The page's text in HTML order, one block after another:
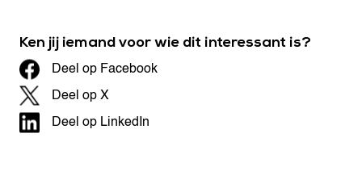
Ken jij iemand voor wie dit interessant is?
Deel op Facebook
Deel op X
Deel op LinkedIn